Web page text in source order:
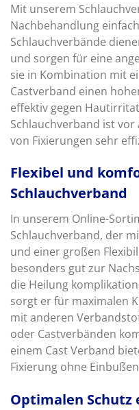
Mit unserem
Nachbehandlung
Schlauchverbände
und sorgen für eine
sie in Kombination mit
Castverband einen
effektiv gegen
Schlauchverband ist
von Fixierungen sehr
Flexibel und
Schlauchverband
In unserem Online-
Schlauchverband, der
und einer großen
besonders gut zur
die Heilung
sorgt er für maximalen
mit anderen
oder Castverbänden
einem Cast Verband
Fixierung ohne
Optimalen Schutz